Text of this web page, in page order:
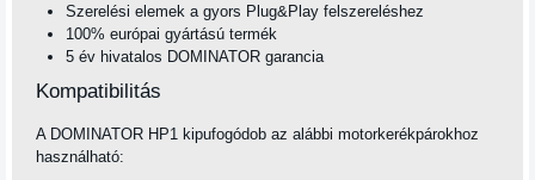
Szerelési elemek a gyors Plug&Play felszereléshez
100% európai gyártású termék
5 év hivatalos DOMINATOR garancia
Kompatibilitás
A DOMINATOR HP1 kipufogódob az alábbi motorkerékpárokhoz
használható: